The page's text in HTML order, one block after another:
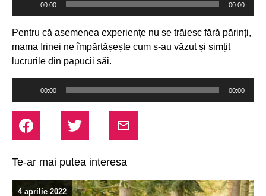
00:00 00:00
Pentru că asemenea experiențe nu se trăiesc fără părinți,
mama Irinei ne împărtășește cum s-au văzut și simțit
lucrurile din papucii săi.
00:00 00:00
Te-ar mai putea interesa
4 aprilie 2022